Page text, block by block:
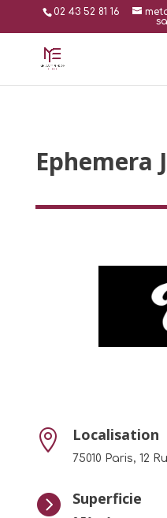
02 43 52 81 16
Ephemera
 Localisation
75010 Paris, 12
 Superficie